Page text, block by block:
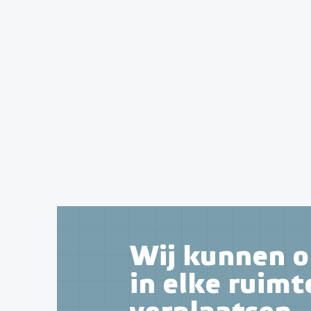
Wij kunnen
in elke